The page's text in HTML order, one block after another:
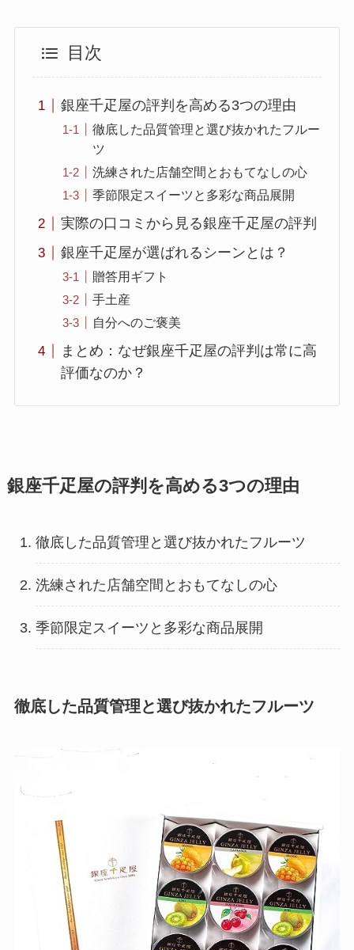
目次
銀座千疋屋の評判を高める3つの理由
徹底した品質管理と選び抜かれたフルー
ツ
洗練された店舗空間とおもてなしの心
季節限定スイーツと多彩な商品展開
実際の口コミから見る銀座千疋屋の評判
銀座千疋屋が選ばれるシーンとは？
贈答用ギフト
手土産
自分へのご褒美
まとめ：なぜ銀座千疋屋の評判は常に高
評価なのか？
銀座千疋屋の評判を高める3つの理由
徹底した品質管理と選び抜かれたフルーツ
洗練された店舗空間とおもてなしの心
季節限定スイーツと多彩な商品展開
徹底した品質管理と選び抜かれたフルーツ